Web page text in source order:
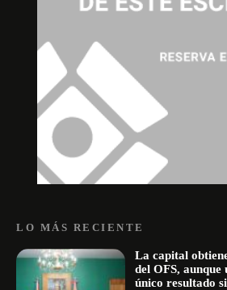
LO MÁS RECIENTE
La capital
del OFS,
único resultado